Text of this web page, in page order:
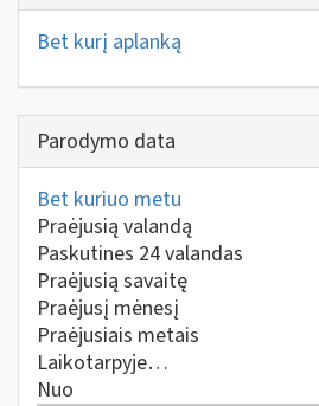
Bet kurį aplanką
Parodymo data
Bet kuriuo metu
Praėjusią valandą
Paskutines 24 valandas
Praėjusią savaitę
Praėjusį mėnesį
Praėjusiais metais
Laikotarpyje…
Nuo